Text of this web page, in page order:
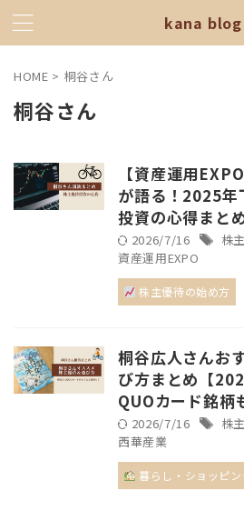
kana blog
HOME > 桐谷さん
桐谷さん
【資産運用
が語る！2025年
投資の心得まと
2026/7/16 株
資産運用EXPO
株主優待の始め方
桐谷広人さんお
び方まとめ【
QUOカード銘柄
2026/7/16 株
西華産業
暮らし・ショッピン